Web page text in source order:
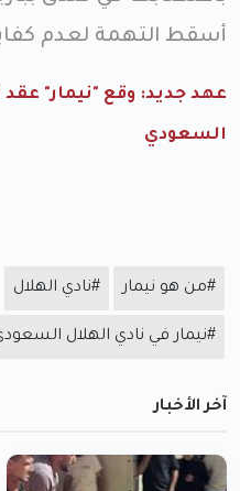
أسقط التهمة لعدم
عهد جديد: وقع "نيمار" عقد
السعودي
#من هو نيمار #نادي الهلال
#نيمار في نادي الهلال
آخر الأخبار